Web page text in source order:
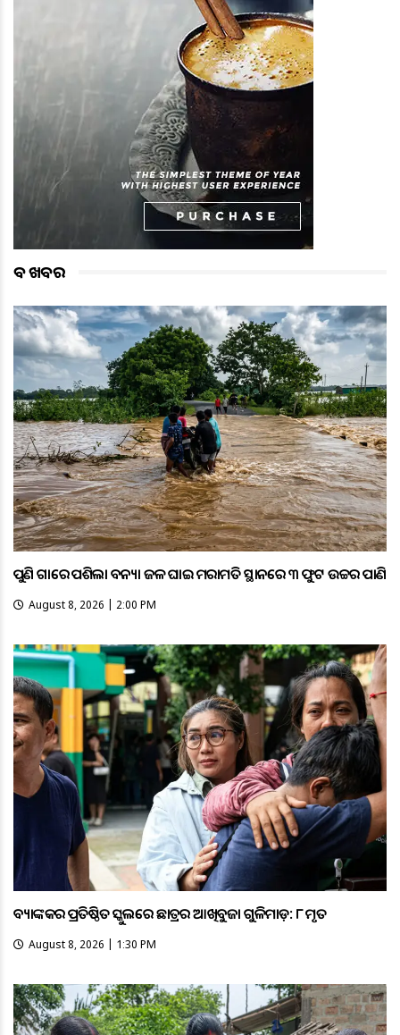
ବଡ ଖବର
ପୁଣି ଗାଁରେ ପଶିଲା ବନ୍ୟା ଜଳ ଘାଇ ମରାମତି ସ୍ଥାନରେ ୩ ଫୁଟ ଉଚ୍ଚର ପାଣି
August 8, 2026 | 2:00 PM
ବ୍ୟାଙ୍କକର ପ୍ରତିଷ୍ଠିତ ସ୍କୁଲରେ ଛାତ୍ରର ଆଖିବୁଜା ଗୁଳିମାଡ଼: ୮ ମୃତ
August 8, 2026 | 1:30 PM